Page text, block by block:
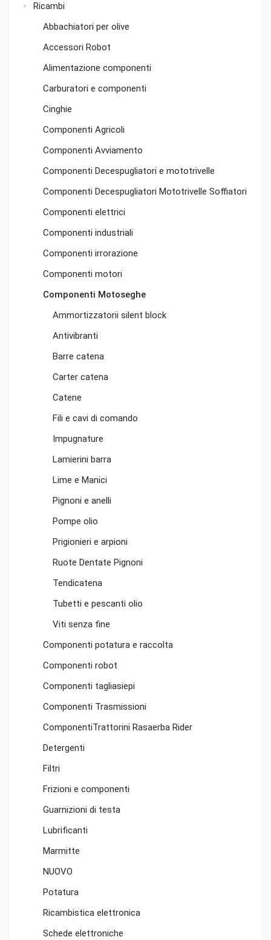
Ricambi
Abbachiatori per olive
Accessori Robot
Alimentazione componenti
Carburatori e componenti
Cinghie
Componenti Agricoli
Componenti Avviamento
Componenti Decespugliatori e mototrivelle
Componenti Decespugliatori Mototrivelle Soffiatori
Componenti elettrici
Componenti industriali
Componenti irrorazione
Componenti motori
Componenti Motoseghe
Ammortizzatorii silent block
Antivibranti
Barre catena
Carter catena
Catene
Fili e cavi di comando
Impugnature
Lamierini barra
Lime e Manici
Pignoni e anelli
Pompe olio
Prigionieri e arpioni
Ruote Dentate Pignoni
Tendicatena
Tubetti e pescanti olio
Viti senza fine
Componenti potatura e raccolta
Componenti robot
Componenti tagliasiepi
Componenti Trasmissioni
ComponentiTrattorini Rasaerba Rider
Detergenti
Filtri
Frizioni e componenti
Guarnizioni di testa
Lubrificanti
Marmitte
NUOVO
Potatura
Ricambistica elettronica
Schede elettroniche